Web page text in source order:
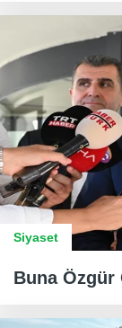
Siyaset
Buna